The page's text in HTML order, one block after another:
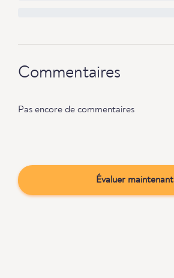
Commentaires
Pas encore de commentaires
Évaluer maintenant